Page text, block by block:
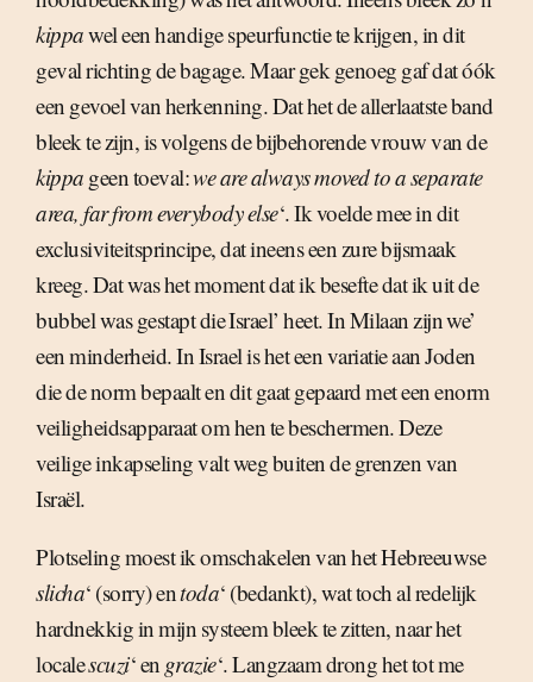
kippawel een handige speurfunctie te krijgen, in dit
geval richting de bagage. Maar gek genoeg gaf dat óók
een gevoel van herkenning. Dat het de allerlaatste band
bleek te zijn, is volgens de bijbehorende vrouw van de
kippa geen toeval: we are always moved to a separate
area, far from everybody else‘. Ik voelde mee in dit
exclusiviteitsprincipe, dat ineens een zure bijsmaak
kreeg. Dat was het moment dat ik besefte dat ik uit de
bubbel was gestapt die Israel’ heet. In Milaan zijn we’
een minderheid. In Israel is het een variatie aan Joden
die de norm bepaalt en dit gaat gepaard met een enorm
veiligheidsapparaat om hen te beschermen. Deze
veilige inkapseling valt weg buiten de grenzen van
Israël.
Plotseling moest ik omschakelen van het Hebreeuwse
slicha‘ (sorry) en toda‘ (bedankt), wat toch al redelijk
hardnekkig in mijn systeem bleek te zitten, naar het
locale scuzi‘ en  grazie‘. Langzaam drong het tot me